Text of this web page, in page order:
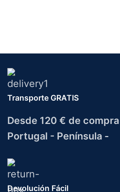
Transporte GRATIS
Desde 120 € de
Portugal - Península -
Devolución Fácil